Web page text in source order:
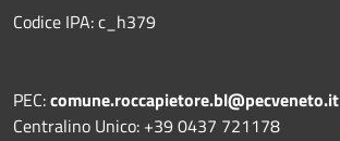
Codice IPA: c_h379
PEC:comune.roccapietore.bl@pecveneto.it
Centralino Unico: +39 0437 721178